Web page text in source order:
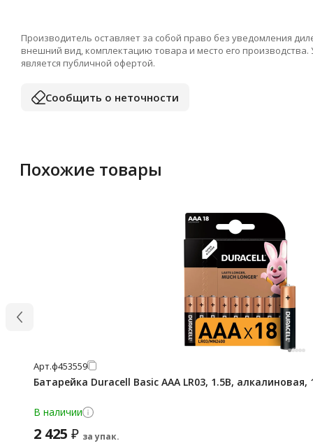
Производитель оставляет за собой право без уведомления
внешний вид, комплектацию товара и место его
является публичной офертой.
Сообщить о неточности
Похожие товары
Арт.ф453559
Батарейка Duracell Basic AAA LR03, 1.5В,
В наличии
2 425 ₽ за упак.